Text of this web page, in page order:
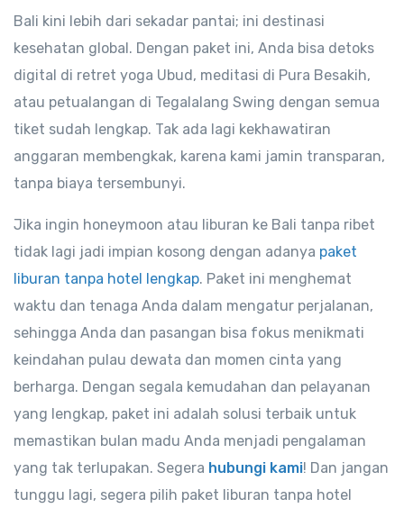
Bali kini lebih dari sekadar pantai; ini destinasi
kesehatan global. Dengan paket ini, Anda bisa detoks
digital di retret yoga Ubud, meditasi di Pura Besakih,
atau petualangan di Tegalalang Swing dengan semua
tiket sudah lengkap. Tak ada lagi kekhawatiran
anggaran membengkak, karena kami jamin transparan,
tanpa biaya tersembunyi.
Jika ingin honeymoon atau liburan ke Bali tanpa ribet
tidak lagi jadi impian kosong dengan adanya paket
liburan tanpa hotel lengkap. Paket ini menghemat
waktu dan tenaga Anda dalam mengatur perjalanan,
sehingga Anda dan pasangan bisa fokus menikmati
keindahan pulau dewata dan momen cinta yang
berharga. Dengan segala kemudahan dan pelayanan
yang lengkap, paket ini adalah solusi terbaik untuk
memastikan bulan madu Anda menjadi pengalaman
yang tak terlupakan. Segera hubungi kami! Dan jangan
tunggu lagi, segera pilih paket liburan tanpa hotel